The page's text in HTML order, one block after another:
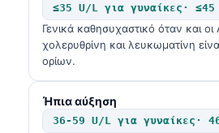
≤35 U/L για γυναίκες·
Γενικά καθησυχαστικό όταν και οι
χολερυθρίνη και λευκωματίνη
ορίων.
Ήπια αύξηση
36-59 U/L για γυναίκες·
简体中文
Български
Dansk
Nederlands